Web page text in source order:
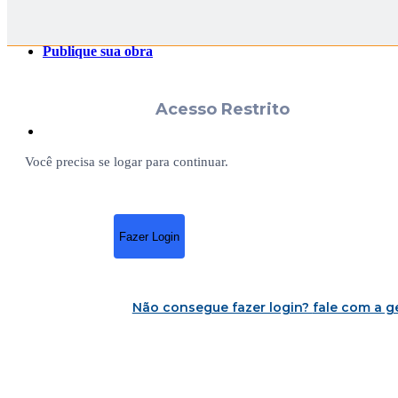
Publique sua obra
Acesso Restrito
Você precisa se logar para continuar.
Fazer Login
Não consegue fazer login? fale com a